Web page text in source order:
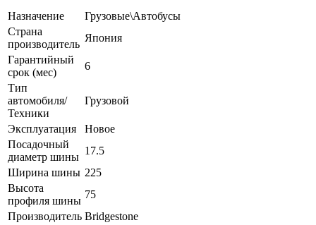
Назначение
Грузовые\Автобусы
Страна
производитель
Япония
Гарантийный
срок (мес)
6
Тип
автомобиля/
Техники
Грузовой
Эксплуатация
Новое
Посадочный
диаметр шины
17.5
Ширина шины 225
Высота
профиля шины
75
Производитель Bridgestone